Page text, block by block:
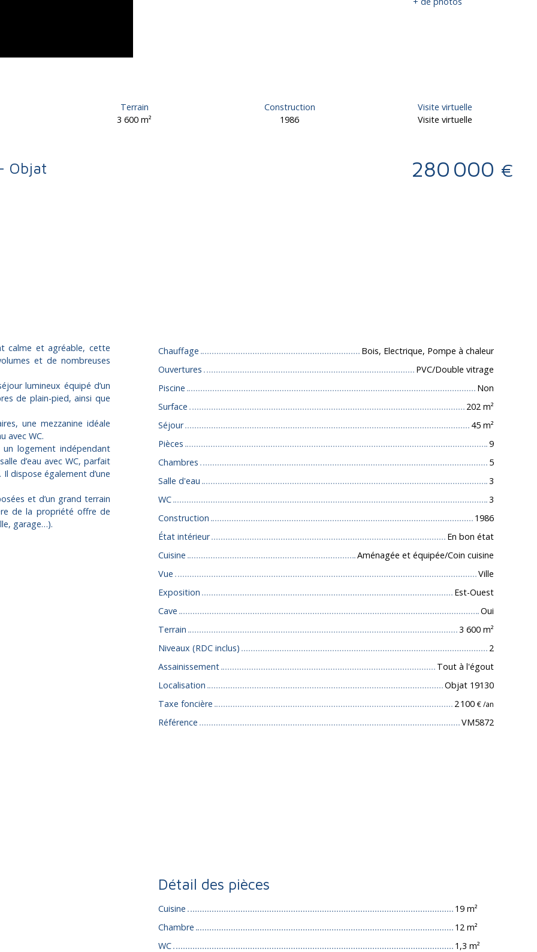
Terrain
3 600 m²
Construction
1986
Visite virtuelle
Visite virtuelle
Objat 280 000 €
calme et agréable, cette
et de nombreuses
lumineux équipé d’un
de plain-pied, ainsi que
une mezzanine idéale
avec WC.
logement indépendant
d’eau avec WC, parfait
dispose également d’une
et d’un grand terrain
de la propriété offre de
garage…).
Chauffage
Bois, Electrique, Pompe à chaleur
Ouvertures
PVC/Double vitrage
Piscine
Non
Surface
202 m²
Séjour
45 m²
Pièces
9
Chambres
5
Salle d'eau
3
WC
3
Construction
1986
État intérieur
En bon état
Cuisine
Aménagée et équipée/Coin cuisine
Vue
Ville
Exposition
Est-Ouest
Cave
Oui
Terrain
3 600 m²
Niveaux (RDC inclus)
2
Assainissement
Tout à l'égout
Localisation
Objat 19130
Taxe foncière
2 100 € /an
Référence VM5872
Détail des pièces
Cuisine
19 m²
Chambre
12 m²
WC
1,3 m²